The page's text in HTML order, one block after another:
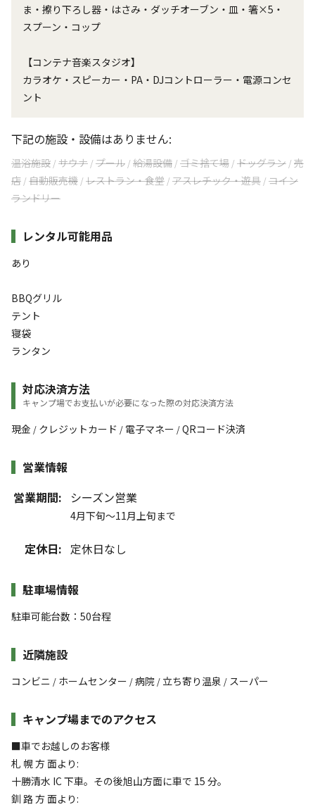
ま・擦り下ろし器・はさみ・ダッチオーブン・皿・箸×5・
スプーン・コップ
【コンテナ音楽スタジオ】
カラオケ・スピーカー・PA・DJコントローラー・電源コンセ
ント
下記の施設・設備はありません:
温浴施設 /サウナ /プール /給湯設備 /ゴミ捨て場 /ドッグラン /売
店 /自動販売機 /レストラン・食堂 /アスレチック・遊具 /コイン
ランドリー
レンタル可能用品
あり
BBQグリル
テント
寝袋
ランタン
対応決済方法
キャンプ場でお支払いが必要になった際の対応決済方法
現金 / クレジットカード / 電子マネー /QRコード決済
営業情報
営業期間:
シーズン営業
4月下旬～11月上旬まで
定休日: 定休日なし
駐車場情報
駐車可能台数：50台程
近隣施設
コンビニ / ホームセンター /病院 / 立ち寄り温泉 / スーパー
キャンプ場までのアクセス
■車でお越しのお客様
札 幌 方 面より:
十勝清水 IC 下車。その後旭山方面に車で 15 分。
釧 路 方 面より: